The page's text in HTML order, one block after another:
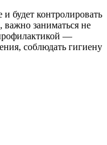
будет контролировать
важно заниматься не
—
соблюдать гигиену